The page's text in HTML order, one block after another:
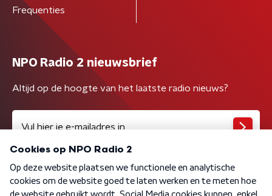
Frequenties
NPO Radio 2 nieuwsbrief
Altijd op de hoogte van het laatste radio nieuws?